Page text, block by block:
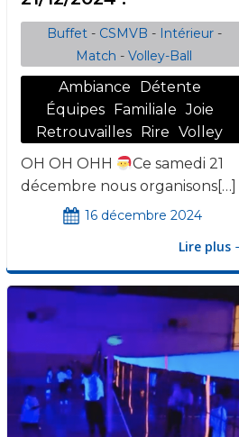
Buffet - CSMVB - Intérieur -
Match - Volley-Ball
Ambiance
Détente
Équipes Familiale Joie
Retrouvailles Rire Volley
OH OH OHH
Ce samedi 21
décembre nous organisons[…]
16 décembre 2024
Lire plus